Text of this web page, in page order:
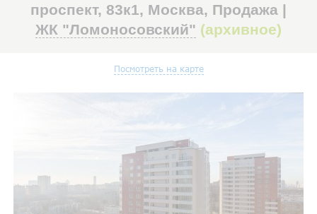
проспект, 83к1, Москва, Продажа |
ЖК "Ломоносовский" (архивное)
Посмотреть на карте